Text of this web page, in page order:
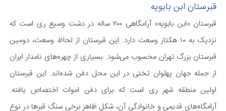
قبرستان ابن بابویه
قبرستان «ابن بابویه» آرامگاهی ۲۰۰ ساله در دشت وسیع ری است که
نزدیک به ۱۰ هکتار وسعت دارد. این قبرستان از لحاظ وسعت، دومین
قبرستان بزرگ تهران محسوب می‌شود. بسیاری از چهره‌های نامدار ایران
از جمله جهان پهلوان تختی در این محل دفن شده‌اند. این قبرستان
اولین منطقه شهر ری است که برای دفن اموات اختصاص یافته.
آرامگاه‌های قدیمی و خانوادگی آن، شکل ظاهر برخی سنگ قبرها در نوع